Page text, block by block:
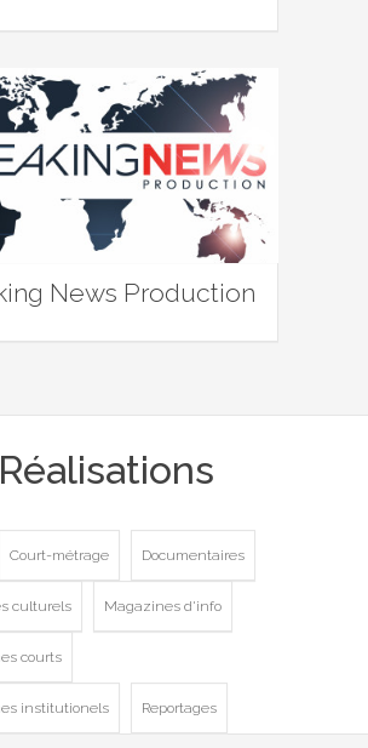
News Production
Court-métrage Documentaires
culturels Magazines d'info
courts
institutionels Reportages